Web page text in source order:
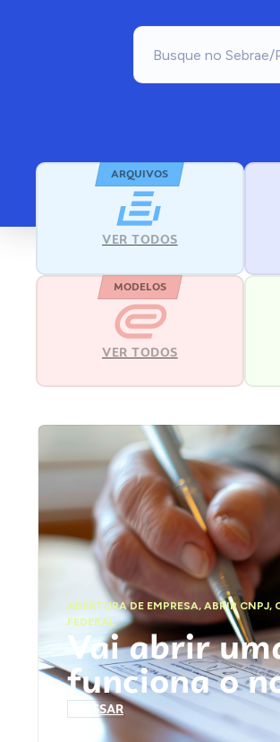
ARQUIVOS
VER TODOS
MODELOS
VER TODOS
ABERTURA DE EMPRESA,ABRIR CNPJ,
FEDERAL
Vai abrir
funciona o
ACESSAR